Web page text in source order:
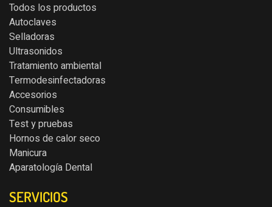
Todos los productos
Autoclaves
Selladoras
Ultrasonidos
Tratamiento ambiental
Termodesinfectadoras
Accesorios
Consumibles
Test y pruebas
Hornos de calor seco
Manicura
Aparatología Dental
SERVICIOS